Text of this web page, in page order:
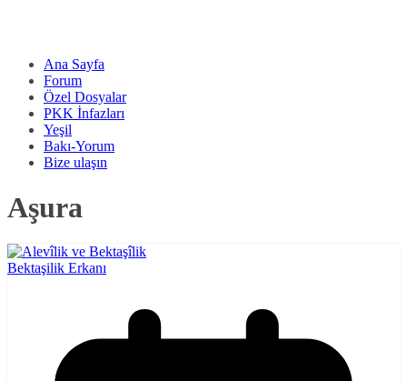
Ana Sayfa
Forum
Özel Dosyalar
PKK İnfazları
Yeşil
Bakı-Yorum
Bize ulaşın
Aşura
Bektaşilik Erkanı